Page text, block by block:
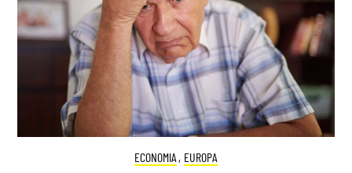
ECONOMIA , EUROPA